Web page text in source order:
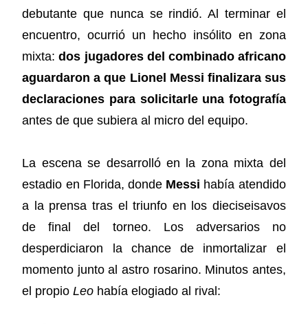
debutante que nunca se rindió. Al terminar el
encuentro, ocurrió un hecho insólito en zona
mixta:dos jugadores del combinado africano
aguardaron a que Lionel Messi finalizara sus
declaraciones para solicitarle una fotografía
antes de que subiera al micro del equipo.
La escena se desarrolló en la zona mixta del
estadio en Florida, donde Messi había atendido
a la prensa tras el triunfo en los dieciseisavos
de final del torneo. Los adversarios no
desperdiciaron la chance de inmortalizar el
momento junto al astro rosarino. Minutos antes,
el propioLeo había elogiado al rival: